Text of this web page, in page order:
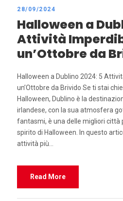
28/09/2024
Halloween a
Attività
un’Ottobre da
Halloween a Dublino 2024: 5
un’Ottobre da Brivido Se ti stai
Halloween, Dublino è la
irlandese, con la sua atmosfera
fantasmi, è una delle migliori città
spirito di Halloween. In questo
attività più...
Read More